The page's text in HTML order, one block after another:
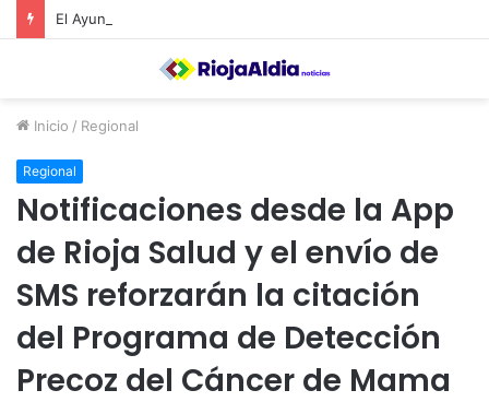
Inicio / Regional
Regional
Notificaciones desde la App
de Rioja Salud y el envío de
SMS reforzarán la citación
del Programa de Detección
Precoz del Cáncer de Mama